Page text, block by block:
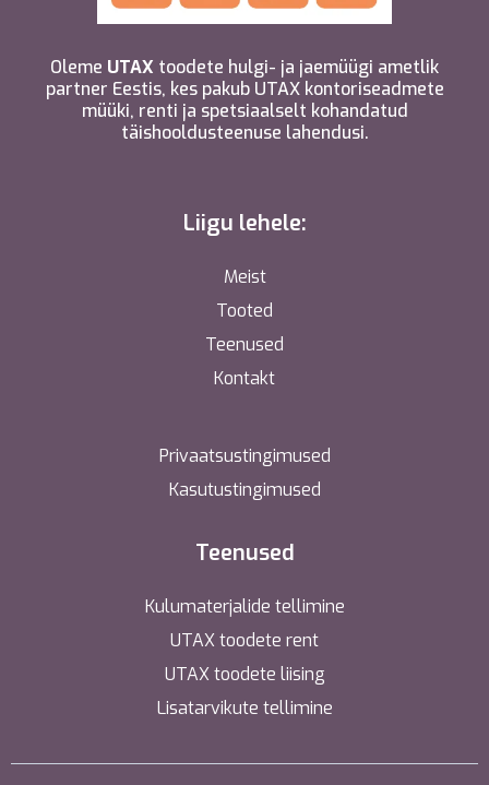
Oleme UTAX toodete hulgi- ja jaemüügi ametlik
partner Eestis, kes pakub UTAX kontoriseadmete
müüki, renti ja spetsiaalselt kohandatud
täishooldusteenuse lahendusi.
Liigu lehele:
Meist
Tooted
Teenused
Kontakt
Privaatsustingimused
Kasutustingimused
Teenused
Kulumaterjalide tellimine
UTAX toodete rent
UTAX toodete liising
Lisatarvikute tellimine